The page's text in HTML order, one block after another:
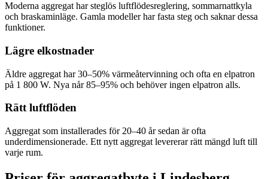
Moderna aggregat har steglös luftflödesreglering, sommarnattkyla
och braskaminläge. Gamla modeller har fasta steg och saknar dessa
funktioner.
Lägre elkostnader
Äldre aggregat har 30–50% värmeåtervinning och ofta en elpatron
på 1 800 W. Nya når 85–95% och behöver ingen elpatron alls.
Rätt luftflöden
Aggregat som installerades för 20–40 år sedan är ofta
underdimensionerade. Ett nytt aggregat levererar rätt mängd luft till
varje rum.